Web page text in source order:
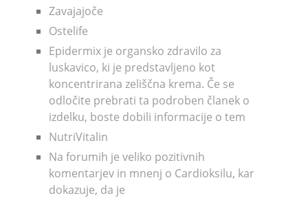
Zavajajoče
Ostelife
Epidermix je organsko zdravilo za
luskavico, ki je predstavljeno kot
koncentrirana zeliščna krema. Če se
odločite prebrati ta podroben članek o
izdelku, boste dobili informacije o tem
NutriVitalin
Na forumih je veliko pozitivnih
komentarjev in mnenj o Cardioksilu, kar
dokazuje, da je